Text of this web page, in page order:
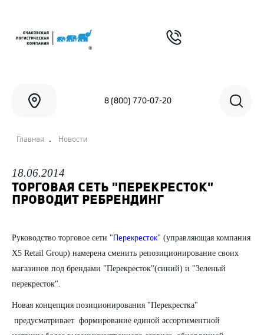
8 (800) 770-07-20
Главная . Новости
18.06.2014
ТОРГОВАЯ СЕТЬ "ПЕРЕКРЕСТОК"
ПРОВОДИТ РЕБРЕНДИНГ
Руководство торговое сети " Перекресток" (управляющая компания
X5 Retail Group) намерена сменить репозиционирование своих
магазинов под брендами "Перекресток"(синий) и "Зеленый
перекресток".
Новая концепция позиционирования "Перекрестка"
предусматривает формирование единой ассортиментной